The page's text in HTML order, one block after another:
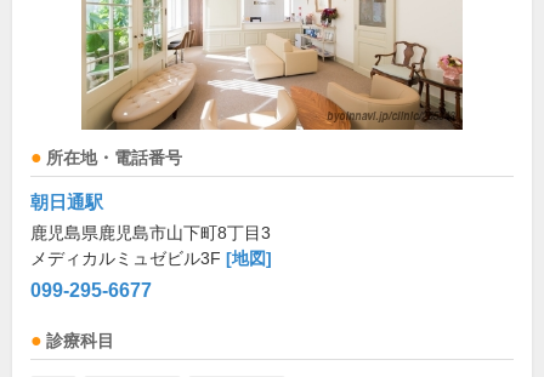
所在地・電話番号
朝日通駅
鹿児島県鹿児島市山下町8丁目3
メディカルミュゼビル3F [地図]
099-295-6677
診療科目